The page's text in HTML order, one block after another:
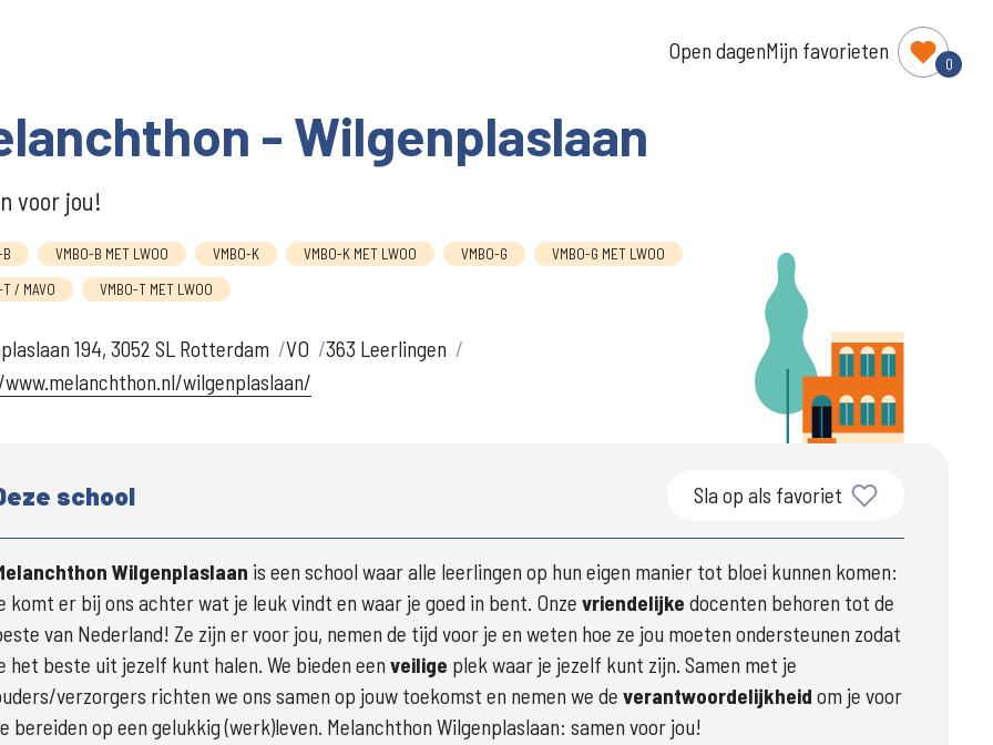
Open dagenMijn favorieten
0
- Wilgenplaslaan
voor jou!
VMBO-B MET LWOO VMBO-K VMBO-K MET LWOO VMBO-G
VMBO-G MET LWOO
/ MAVO
VMBO-T MET LWOO
194, 3052 SL Rotterdam VO
363 Leerlingen
wilgenplaslaan/
school Sla op als favoriet
Wilgenplaslaan is een school waar alle leerlingen op hun eigen manier tot bloei kunnen komen:
komt er bij ons achter wat je leuk vindt en waar je goed in bent. Onze vriendelijke docenten behoren tot de
van Nederland! Ze zijn er voor jou, nemen de tijd voor je en weten hoe ze jou moeten ondersteunen zodat
het beste uit jezelf kunt halen. We bieden een veilige plek waar je jezelf kunt zijn. Samen met je
verzorgers richten we ons samen op jouw toekomst en nemen we de verantwoordelijkheid om je voor
bereiden op een gelukkig (werk)leven. Melanchthon Wilgenplaslaan: samen voor jou!